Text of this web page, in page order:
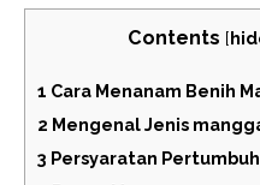
Contents [
1 Cara Menanam Benih
2 Mengenal Jenis
3 Persyaratan